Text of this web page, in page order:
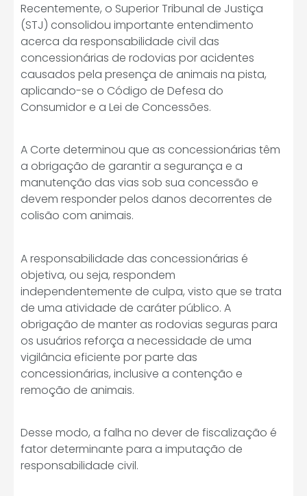
Recentemente, o Superior Tribunal de Justiça
(STJ) consolidou importante entendimento
acerca da responsabilidade civil das
concessionárias de rodovias por acidentes
causados pela presença de animais na pista,
aplicando-se o Código de Defesa do
Consumidor e a Lei de Concessões.
A Corte determinou que as concessionárias têm
a obrigação de garantir a segurança e a
manutenção das vias sob sua concessão e
devem responder pelos danos decorrentes de
colisão com animais.
A responsabilidade das concessionárias é
objetiva, ou seja, respondem
independentemente de culpa, visto que se trata
de uma atividade de caráter público. A
obrigação de manter as rodovias seguras para
os usuários reforça a necessidade de uma
vigilância eficiente por parte das
concessionárias, inclusive a contenção e
remoção de animais.
Desse modo, a falha no dever de fiscalização é
fator determinante para a imputação de
responsabilidade civil.